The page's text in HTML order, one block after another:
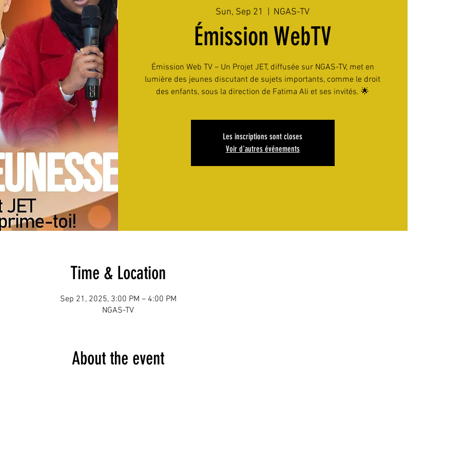
Sun, Sep 21 NGAS-TV
Émission WebTV
Émission Web TV – Un Projet JET, diffusée sur NGAS-TV, met en
lumière des jeunes discutant de sujets importants, comme le droit
des enfants, sous la direction de Fatima Ali et ses invités. 🌟
Les inscriptions sont closes
Voir d'autres événements
Time & Location
Sep 21, 2025, 3:00 PM – 4:00 PM
NGAS-TV
About the event